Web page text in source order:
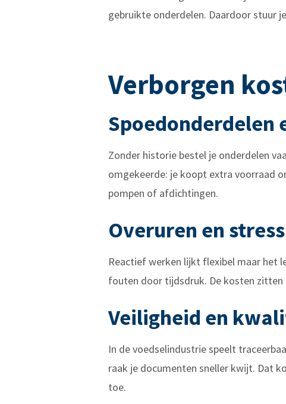
gebruikte onderdelen. Daardoor stuur
Verborgen
Spoedonderdelen
Zonder historie bestel je onderdelen
omgekeerde: je koopt extra voorraad
pompen of afdichtingen.
Overuren en
Reactief werken lijkt flexibel maar het
fouten door tijdsdruk. De kosten zitten
Veiligheid en
In de voedselindustrie speelt
raak je documenten sneller kwijt. Dat
toe.